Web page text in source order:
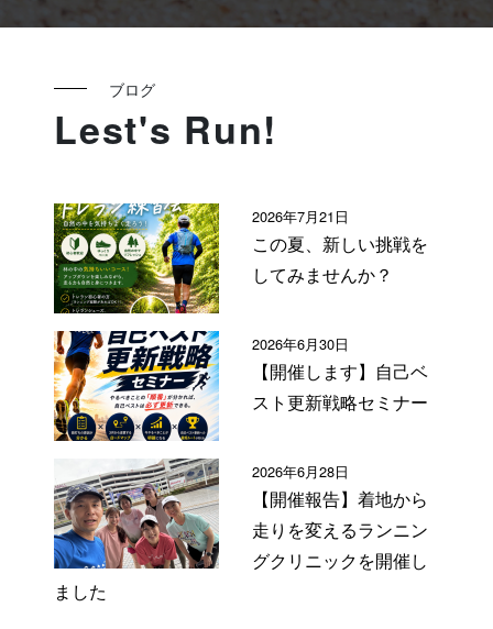
ブログ
Lest's Run!
2026年7月21日
この夏、新しい挑戦を
してみませんか？
2026年6月30日
【開催します】自己ベ
スト更新戦略セミナー
2026年6月28日
【開催報告】着地から
走りを変えるランニン
グクリニックを開催し
ました